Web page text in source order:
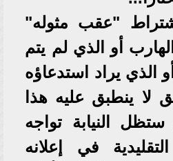
"عقب مثوله"
أو الذي لم يتم
الذي يراد استدعاؤه
لا ينطبق عليه هذا
ستظل النيابة تواجه
في إعلانه